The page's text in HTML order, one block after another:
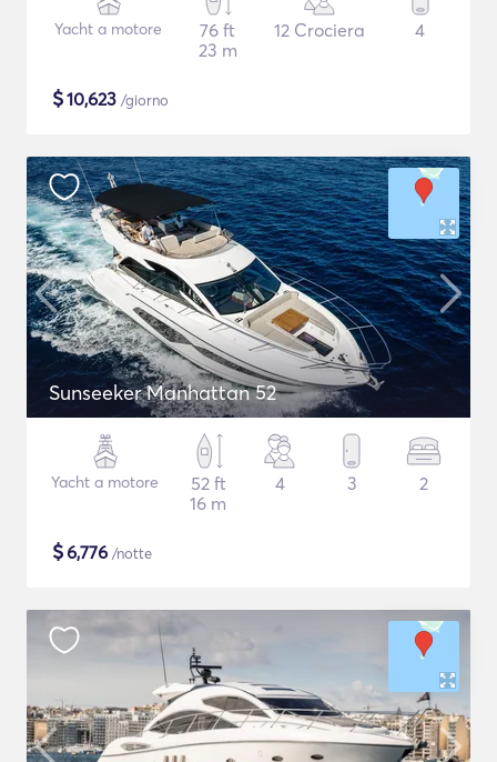
Yacht a motore
76 ft
23 m
12 Crociera 4
$10,623 /giorno
Sunseeker Manhattan 52
Yacht a motore
52 ft
16 m
4 3 2
$6,776 /notte